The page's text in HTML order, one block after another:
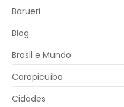
Barueri
Blog
Brasil e Mundo
Carapicuíba
Cidades